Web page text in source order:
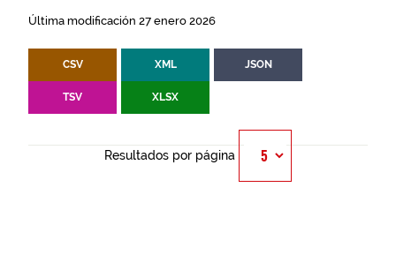
Última modificación 27 enero 2026
CSV XML JSON
TSV XLSX
Resultados por página